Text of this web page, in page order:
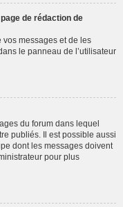
de rédaction de
messages et de les
le panneau de l’utilisateur
du forum dans lequel
publiés. Il est possible aussi
dont les messages doivent
pour plus